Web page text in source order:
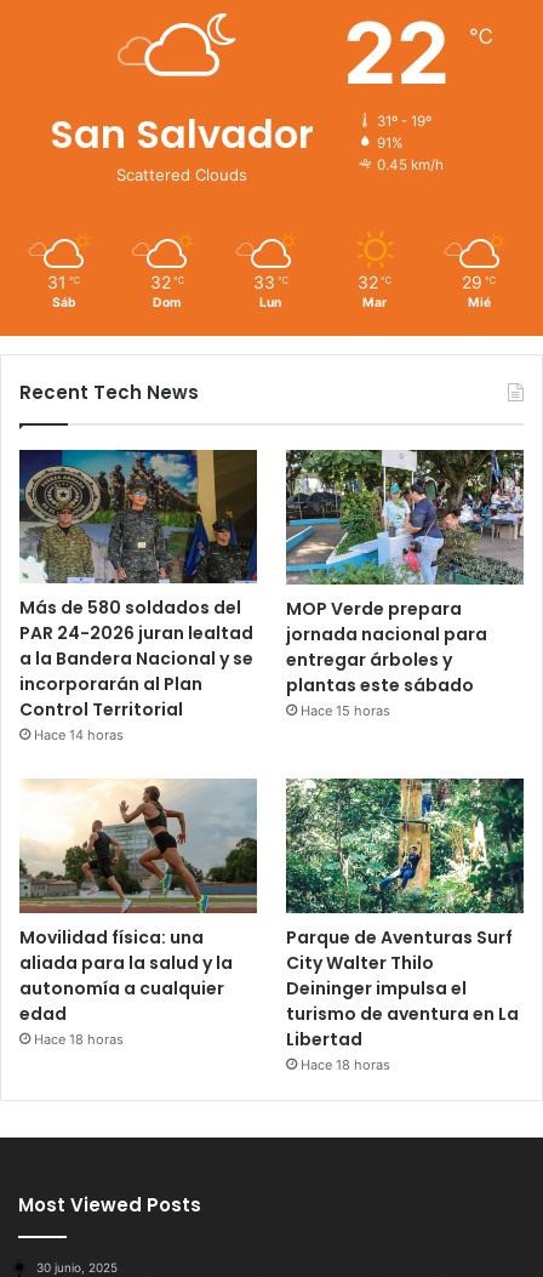
San Salvador
Scattered Clouds
22 ℃
31º - 19º
91%
0.45 km/h
31 ℃
Sáb
32 ℃
Dom
33 ℃
Lun
32 ℃
Mar
29 ℃
Mié
Recent Tech News
Más de 580 soldados del
PAR 24-2026 juran lealtad
a la Bandera Nacional y se
incorporarán al Plan
Control Territorial
Hace 14 horas
MOP Verde prepara
jornada nacional para
entregar árboles y
plantas este sábado
Hace 15 horas
Movilidad física: una
aliada para la salud y la
autonomía a cualquier
edad
Hace 18 horas
Parque de Aventuras Surf
City Walter Thilo
Deininger impulsa el
turismo de aventura en La
Libertad
Hace 18 horas
Most Viewed Posts
30 junio, 2025